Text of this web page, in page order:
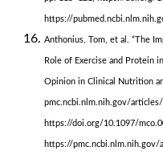
https://
Anthonius, Tom, et al. “The
Role of Exercise and Protein
Opinion in Clinical Nutrition
pmc.ncbi.nlm.nih.gov/articles/
https://doi.org/10.1097/
https://pmc.ncbi.nlm.nih.gov/